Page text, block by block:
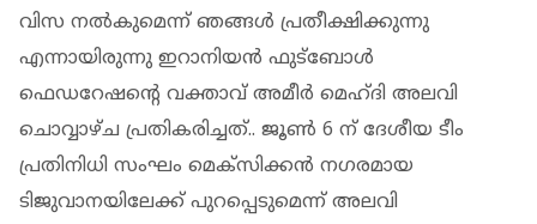
വിസ നൽകുമെന്ന് ഞങ്ങൾ പ്രതീക്ഷിക്കുന്നു
എന്നായിരുന്നു ഇറാനിയൻ ഫുട്ബോൾ
ഫെഡറേഷന്റെ വക്താവ് അമീർ മെഹ്ദി അലവി
ചൊവ്വാഴ്ച പ്രതികരിച്ചത്.. ജൂൺ 6 ന് ദേശീയ ടീം
പ്രതിനിധി സംഘം മെക്സിക്കൻ നഗരമായ
ടിജുവാനയിലേക്ക് പുറപ്പെടുമെന്ന് അലവി